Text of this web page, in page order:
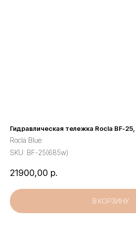
Гидравлическая тележка Rocla BF-
Rocla Blue
SKU: BF-25(685w)
21900,00 р.
В КОРЗИНУ